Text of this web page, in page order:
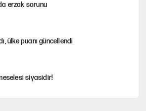
erzak sorunu
ülke puanı güncellendi
siyasidir!